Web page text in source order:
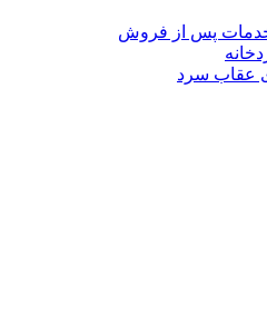
خدمات پس از فروش
عقاب سرد